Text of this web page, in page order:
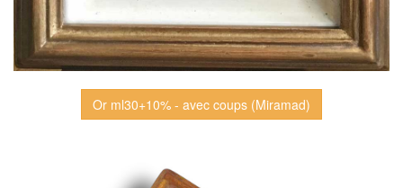
Or ml30+10% - avec coups (Miramad)